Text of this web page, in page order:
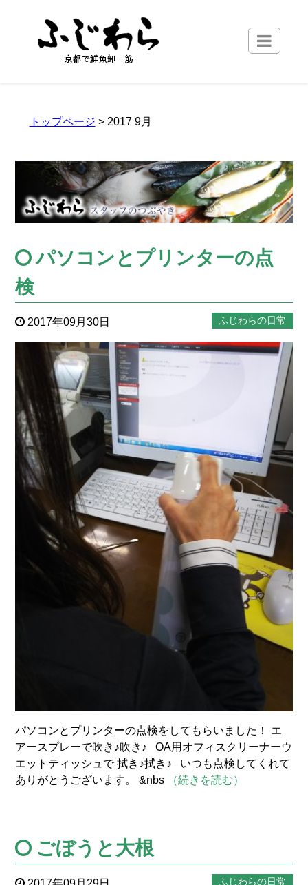
トップページ > 2017 9月
パソコンとプリンターの点
検
2017年09月30日 ふじわらの日常
パソコンとプリンターの点検をしてもらいました！ エ
アースプレーで吹き♪吹き♪ OA用オフィスクリーナーウ
エットティッシュで 拭き♪拭き♪ いつも点検してくれて
ありがとうございます。 &nbs
（続きを読む）
ごぼうと大根
ふじわらの日常